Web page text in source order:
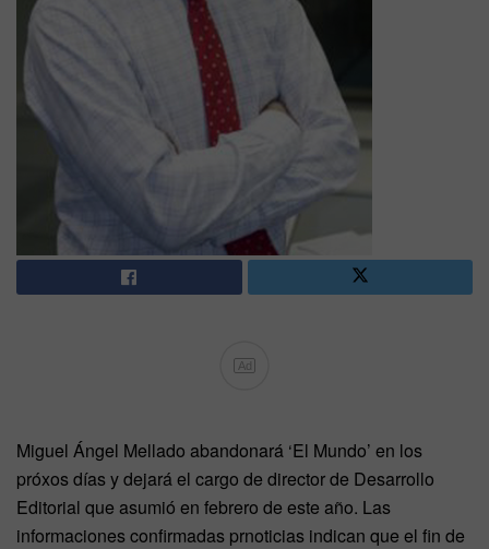
Ad
Miguel Ángel Mellado abandonará ‘El Mundo’ en los
próxos días y dejará el cargo de director de Desarrollo
Editorial que asumió en febrero de este año. Las
informaciones confirmadas prnoticias indican que el fin de